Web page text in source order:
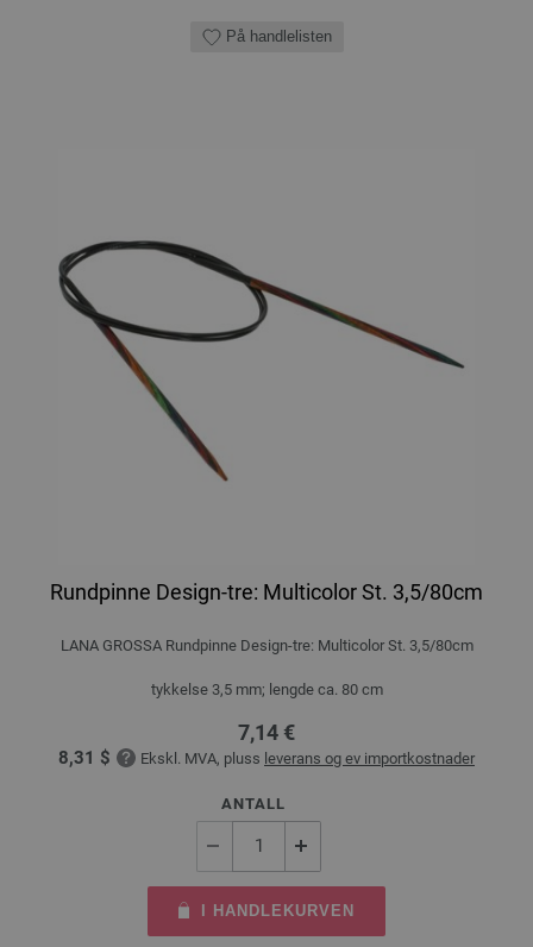
På handlelisten
Rundpinne Design-tre: Multicolor St. 3,5/80cm
LANA GROSSA Rundpinne Design-tre: Multicolor St. 3,5/80cm
tykkelse 3,5 mm; lengde ca. 80 cm
7,14 €
8,31 $ Ekskl. MVA, pluss leverans og ev importkostnader
ANTALL
I HANDLEKURVEN